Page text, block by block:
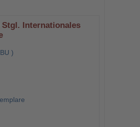
Stgl. Internationales
)